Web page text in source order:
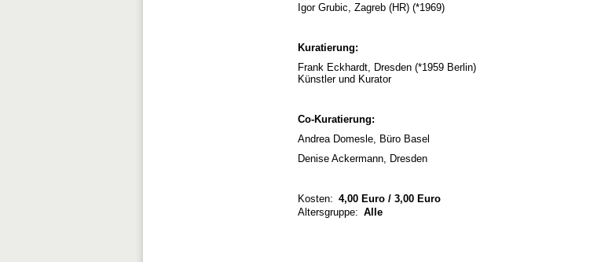
Igor Grubic, Zagreb (HR) (*1969)
Kuratierung:
Frank Eckhardt, Dresden (*1959 Berlin)
Künstler und Kurator
Co-Kuratierung:
Andrea Domesle, Büro Basel
Denise Ackermann, Dresden
Kosten: 4,00 Euro / 3,00 Euro
Altersgruppe: Alle